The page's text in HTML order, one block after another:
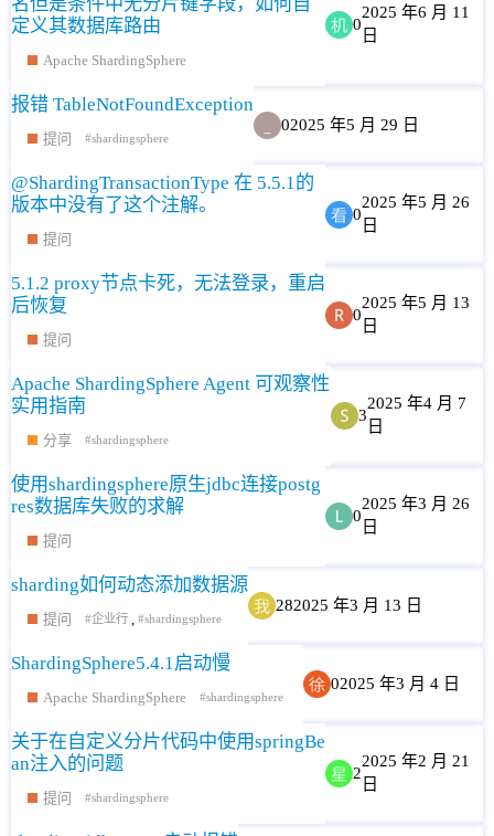
名但是条件中无分片键字段，如何自
定义其数据库路由
Apache ShardingSphere
0
2025 年6 月 11
日
报错 TableNotFoundException
提问 shardingsphere
02025 年5 月 29 日
@ShardingTransactionType 在 5.5.1的
版本中没有了这个注解。
提问
0
2025 年5 月 26
日
5.1.2 proxy节点卡死，无法登录，重启
后恢复
提问
0
2025 年5 月 13
日
Apache ShardingSphere Agent 可观察性
实用指南
分享 shardingsphere
3
2025 年4 月 7
日
使用shardingsphere原生jdbc连接postg
res数据库失败的求解
提问
0
2025 年3 月 26
日
sharding如何动态添加数据源
提问 企业行 , shardingsphere
282025 年3 月 13 日
ShardingSphere5.4.1启动慢
Apache ShardingSphere shardingsphere
02025 年3 月 4 日
关于在自定义分片代码中使用springBe
an注入的问题
提问 shardingsphere
2
2025 年2 月 21
日